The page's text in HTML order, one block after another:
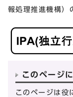
報処理推進機構）
このページ
このページは役